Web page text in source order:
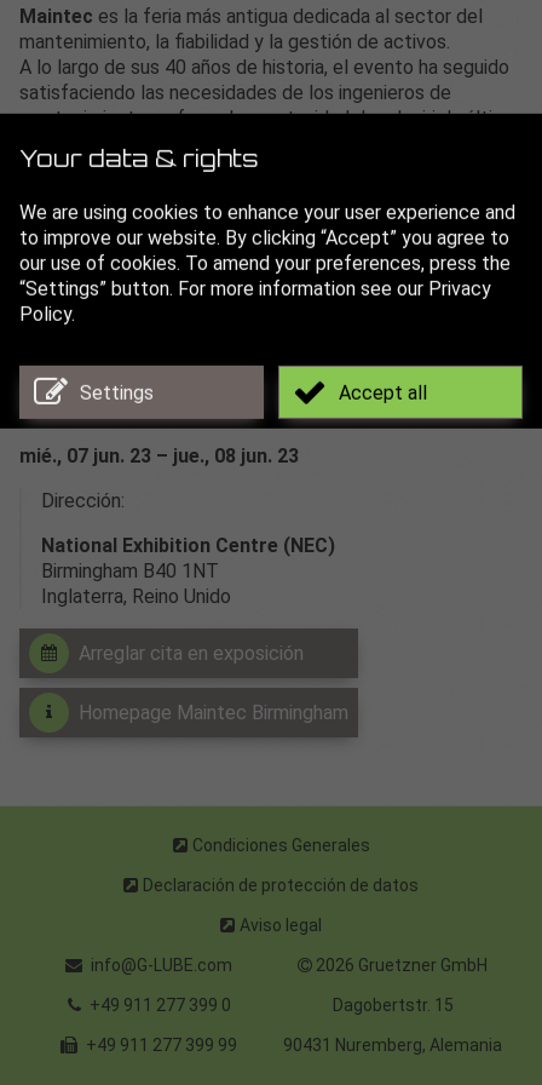
Maintec es la feria más antigua dedicada al sector del
mantenimiento, la fiabilidad y la gestión de activos.
A lo largo de sus 40 años de historia, el evento ha seguido
satisfaciendo las necesidades de los ingenieros de
mantenimiento y ofrece la oportunidad de adquirir la última
tecnología disponible en el mercado.
del acceso a las conferencias, los talleres y la zona de
innovación disponibles en otros 3 eventos que se celebran
en el mismo lugar y en los mismos días. Por primera vez,
Maintec se celebra junto con Design Engineering Expo,
Engineering Expo y Manufacturing Expo, lo que proporciona
Más de 250 expositores
Más de 2.000 visitantes profesionales
mié., 07 jun. 23 – jue., 08 jun. 23
Dirección:
National Exhibition Centre (NEC)
Birmingham B40 1NT
Inglaterra, Reino Unido
Arreglar cita en exposición
Homepage Maintec Birmingham
Condiciones Generales
Declaración de protección de datos
Aviso legal
info@G-LUBE.com
+49 911 277 399 0
+49 911 277 399 99
2026 Gruetzner GmbH
Dagobertstr. 15
90431 Nuremberg, Alemania
Your data & rights
We are using cookies to enhance your user experience and
to improve our website. By clicking “Accept” you agree to
our use of cookies. To amend your preferences, press the
“Settings” button. For more information see our Privacy
Policy.
Settings Accept all